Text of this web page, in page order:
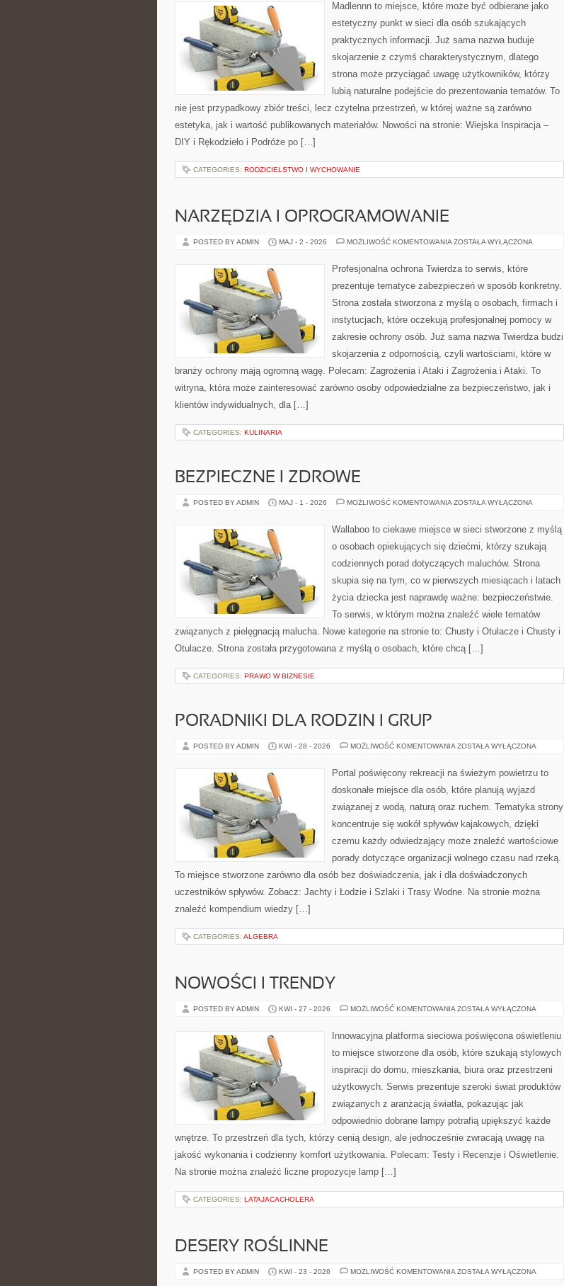
Madlennn to miejsce, które może być odbierane jako
estetyczny punkt w sieci dla osób szukających
praktycznych informacji. Już sama nazwa buduje
skojarzenie z czymś charakterystycznym, dlatego
strona może przyciągać uwagę użytkowników, którzy
lubią naturalne podejście do prezentowania tematów. To
nie jest przypadkowy zbiór treści, lecz czytelna przestrzeń, w której ważne są zarówno
estetyka, jak i wartość publikowanych materiałów. Nowości na stronie: Wiejska Inspiracja –
DIY i Rękodzieło i Podróże po […]
CATEGORIES: RODZICIELSTWO I WYCHOWANIE
NARZĘDZIA I OPROGRAMOWANIE
POSTED BY ADMIN MAJ - 2 - 2026 MOŻLIWOŚĆ KOMENTOWANIA NARZĘDZIA
ZOSTAŁA WYŁĄCZONA
Profesjonalna ochrona Twierdza to serwis, które
prezentuje tematyce zabezpieczeń w sposób konkretny.
Strona została stworzona z myślą o osobach, firmach i
instytucjach, które oczekują profesjonalnej pomocy w
zakresie ochrony osób. Już sama nazwa Twierdza budzi
skojarzenia z odpornością, czyli wartościami, które w
branży ochrony mają ogromną wagę. Polecam: Zagrożenia i Ataki i Zagrożenia i Ataki. To
witryna, która może zainteresować zarówno osoby odpowiedzialne za bezpieczeństwo, jak i
klientów indywidualnych, dla […]
CATEGORIES: KULINARIA
BEZPIECZNE I ZDROWE
POSTED BY ADMIN MAJ - 1 - 2026 MOŻLIWOŚĆ KOMENTOWANIA BEZPIECZNE
ZOSTAŁA WYŁĄCZONA
Wallaboo to ciekawe miejsce w sieci stworzone z myślą
o osobach opiekujących się dziećmi, którzy szukają
codziennych porad dotyczących maluchów. Strona
skupia się na tym, co w pierwszych miesiącach i latach
życia dziecka jest naprawdę ważne: bezpieczeństwie.
To serwis, w którym można znaleźć wiele tematów
związanych z pielęgnacją malucha. Nowe kategorie na stronie to: Chusty i Otulacze i Chusty i
Otulacze. Strona została przygotowana z myślą o osobach, które chcą […]
CATEGORIES: PRAWO W BIZNESIE
PORADNIKI DLA RODZIN I GRUP
POSTED BY ADMIN KWI - 28 - 2026 MOŻLIWOŚĆ KOMENTOWANIA PORADNIKI
GRUP
ZOSTAŁA WYŁĄCZONA
Portal poświęcony rekreacji na świeżym powietrzu to
doskonałe miejsce dla osób, które planują wyjazd
związanej z wodą, naturą oraz ruchem. Tematyka strony
koncentruje się wokół spływów kajakowych, dzięki
czemu każdy odwiedzający może znaleźć wartościowe
porady dotyczące organizacji wolnego czasu nad rzeką.
To miejsce stworzone zarówno dla osób bez doświadczenia, jak i dla doświadczonych
uczestników spływów. Zobacz: Jachty i Łodzie i Szlaki i Trasy Wodne. Na stronie można
znaleźć kompendium wiedzy […]
CATEGORIES: ALGEBRA
NOWOŚCI I TRENDY
POSTED BY ADMIN KWI - 27 - 2026 MOŻLIWOŚĆ KOMENTOWANIA NOWOŚCI
ZOSTAŁA WYŁĄCZONA
Innowacyjna platforma sieciowa poświęcona oświetleniu
to miejsce stworzone dla osób, które szukają stylowych
inspiracji do domu, mieszkania, biura oraz przestrzeni
użytkowych. Serwis prezentuje szeroki świat produktów
związanych z aranżacją światła, pokazując jak
odpowiednio dobrane lampy potrafią upiększyć każde
wnętrze. To przestrzeń dla tych, którzy cenią design, ale jednocześnie zwracają uwagę na
jakość wykonania i codzienny komfort użytkowania. Polecam: Testy i Recenzje i Oświetlenie.
Na stronie można znaleźć liczne propozycje lamp […]
CATEGORIES: LATAJACACHOLERA
DESERY ROŚLINNE
POSTED BY ADMIN KWI - 23 - 2026 MOŻLIWOŚĆ KOMENTOWANIA DESERY
ZOSTAŁA WYŁĄCZONA